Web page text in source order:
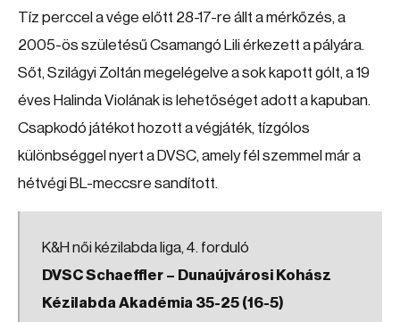
Tíz perccel a vége előtt 28-17-re állt a mérkőzés, a
2005-ös születésű Csamangó Lili érkezett a pályára.
Sőt, Szilágyi Zoltán megelégelve a sok kapott gólt, a 19
éves Halinda Violának is lehetőséget adott a kapuban.
Csapkodó játékot hozott a végjáték, tízgólos
különbséggel nyert a DVSC, amely fél szemmel már a
hétvégi BL-meccsre sandított.
K&H női kézilabda liga, 4. forduló
DVSC Schaeffler – Dunaújvárosi Kohász
Kézilabda Akadémia 35-25 (16-5)